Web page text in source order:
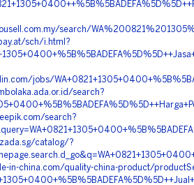
search/
sch/i.html?
jobs/
search?
search?
catalog/?
in-china.com/quality-china-product/